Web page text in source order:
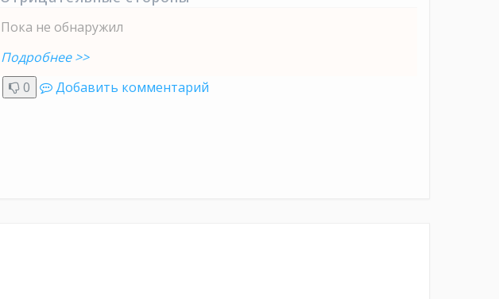
Пока не обнаружил
Подробнее >>
0 Добавить комментарий